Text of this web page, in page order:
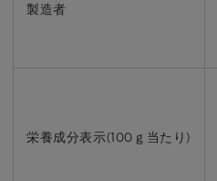
製造者
栄養成分表示(100ｇ当たり)